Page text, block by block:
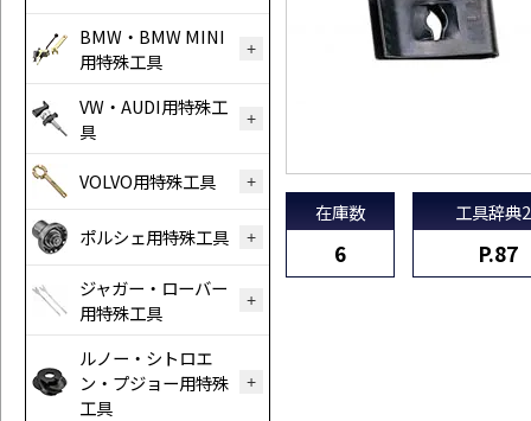
BMW・BMW MINI
用特殊工具
VW・AUDI用特殊工
具
VOLVO用特殊工具
ポルシェ用特殊工具
ジャガー・ローバー
用特殊工具
ルノー・シトロエ
ン・プジョー用特殊
工具
在庫数
6
工具辞典
P.87